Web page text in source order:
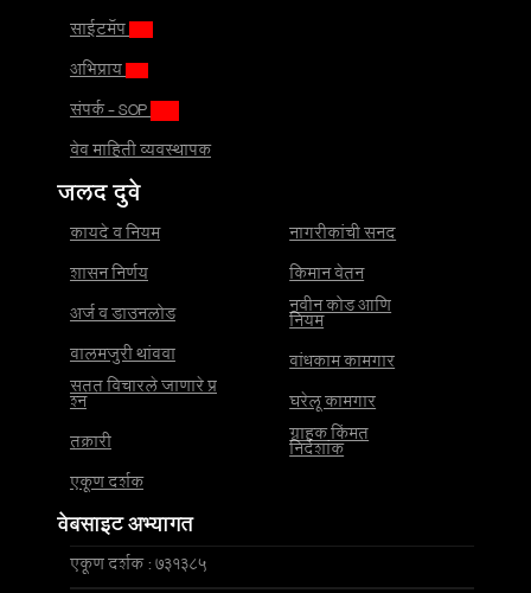
साईटमॅप
अभिप्राय
संपर्क - SOP
वेब माहिती व्यवस्थापक
जलद दुवे
कायदे व नियम
शासन निर्णय
अर्ज व डाउनलोड
बालमजुरी थांबवा
सतत विचारले जाणारे प्र
श्न
तक्रारी
एकूण दर्शक
नागरीकांची सनद
किमान वेतन
नवीन कोड आणि
नियम
बांधकाम कामगार
घरेलू कामगार
ग्राहक किंमत
निर्देशांक
वेबसाइट अभ्यागत
एकूण दर्शक : 731385